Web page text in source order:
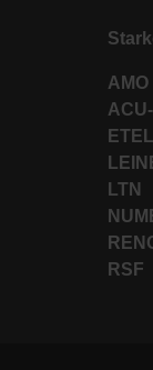
AMO
ETEL
LTN
RSF